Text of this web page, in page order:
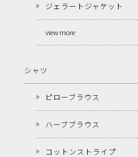
ジェラートジャケット
view more
シャツ
ピローブラウス
ハーブブラウス
コットンストライプ